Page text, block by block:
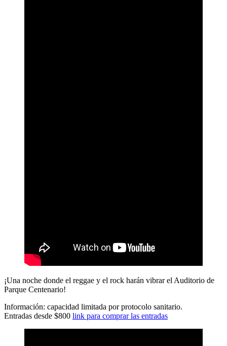
¡Una noche donde el reggae y el rock harán vibrar el Auditorio de
Parque Centenario!
Información: capacidad limitada por protocolo sanitario.
Entradas desde $800 link para comprar las entradas